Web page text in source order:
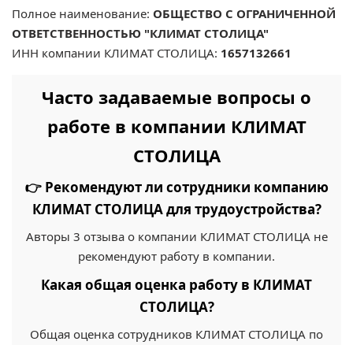
Полное наименование: ОБЩЕСТВО С ОГРАНИЧЕННОЙ
ОТВЕТСТВЕННОСТЬЮ "КЛИМАТ СТОЛИЦА"
ИНН компании КЛИМАТ СТОЛИЦА: 1657132661
Часто задаваемые вопросы о
работе в компании КЛИМАТ
СТОЛИЦА
👉 Рекомендуют ли сотрудники компанию
КЛИМАТ СТОЛИЦА для трудоустройства?
Авторы 3 отзыва о компании КЛИМАТ СТОЛИЦА не
рекомендуют работу в компании.
Какая общая оценка работу в КЛИМАТ
СТОЛИЦА?
Общая оценка сотрудников КЛИМАТ СТОЛИЦА по